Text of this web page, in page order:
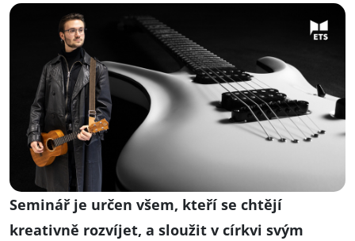
Seminář je určen všem, kteří se chtějí
kreativně rozvíjet, a sloužit v církvi svým